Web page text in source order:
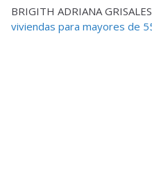
BRIGITH ADRIANA
viviendas para mayores de